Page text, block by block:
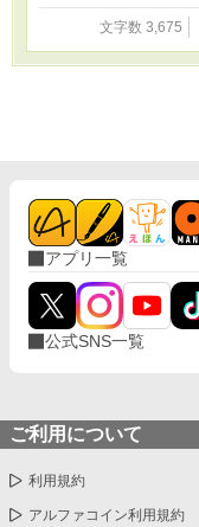
文字数 3,675
アプリ一覧
公式SNS一覧
ご利用について
利用規約
アルファコイン利用規約